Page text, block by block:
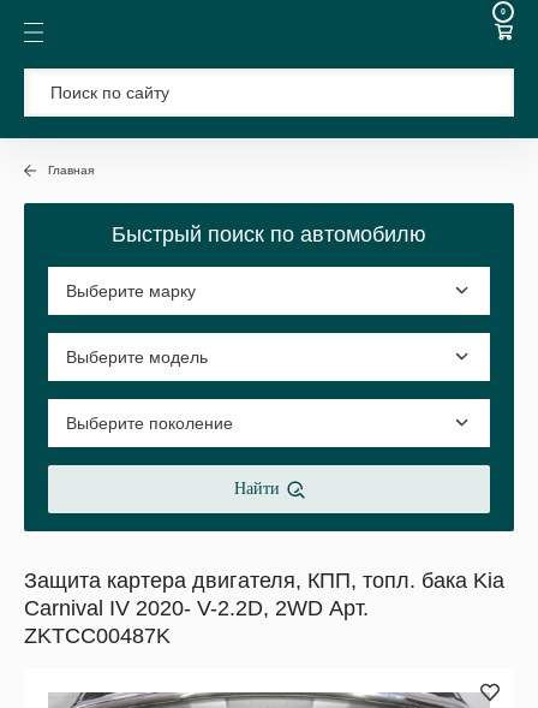
0
Главная
Быстрый поиск по автомобилю
Найти
Защита картера двигателя, КПП, топл. бака Kia
Carnival IV 2020- V-2.2D, 2WD Арт.
ZKTCC00487K